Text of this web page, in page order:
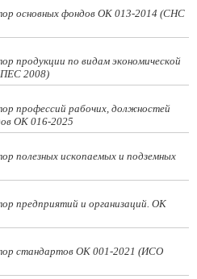
основных фондов ОК 013-2014 (СНС
продукции по видам экономической
2008)
профессий рабочих, должностей
ОК 016-2025
полезных ископаемых и подземных
предприятий и организаций. ОК
стандартов ОК 001-2021 (ИСО